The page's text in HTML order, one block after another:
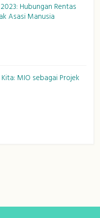
Hubungan Rentas
Asasi Manusia
MIO sebagai Projek